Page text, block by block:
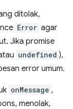
ditolak,
Error agar
Jika promise
undefined ),
error umum.
onMessage ,
menolak,